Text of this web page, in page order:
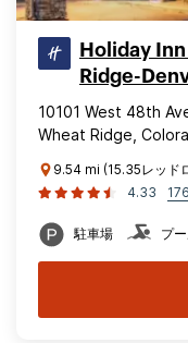
Holiday
Ridge-
10101 West 48th
Wheat Ridge,
9.54 mi (15.35レッド
4.33
駐車場 プ